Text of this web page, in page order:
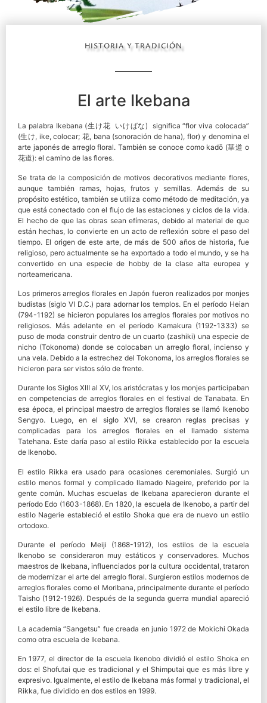
HISTORIA Y TRADICIÓN
El arte Ikebana
La palabra Ikebana (生け花 いけばな) significa “flor viva colocada”
(生け, ike, colocar; 花, bana (sonoración de hana), flor) y denomina el
arte japonés de arreglo floral. También se conoce como kadō (華道 o
花道): el camino de las flores.
Se trata de la composición de motivos decorativos mediante flores,
aunque también ramas, hojas, frutos y semillas. Además de su
propósito estético, también se utiliza como método de meditación, ya
que está conectado con el flujo de las estaciones y ciclos de la vida.
El hecho de que las obras sean efímeras, debido al material de que
están hechas, lo convierte en un acto de reflexión sobre el paso del
tiempo. El origen de este arte, de más de 500 años de historia, fue
religioso, pero actualmente se ha exportado a todo el mundo, y se ha
convertido en una especie de hobby de la clase alta europea y
norteamericana.
Los primeros arreglos florales en Japón fueron realizados por monjes
budistas (siglo VI D.C.) para adornar los templos. En el período Heian
(794-1192) se hicieron populares los arreglos florales por motivos no
religiosos. Más adelante en el período Kamakura (1192-1333) se
puso de moda construir dentro de un cuarto (zashiki) una especie de
nicho (Tokonoma) donde se colocaban un arreglo floral, incienso y
una vela. Debido a la estrechez del Tokonoma, los arreglos florales se
hicieron para ser vistos sólo de frente.
Durante los Siglos XIII al XV, los aristócratas y los monjes participaban
en competencias de arreglos florales en el festival de Tanabata. En
esa época, el principal maestro de arreglos florales se llamó Ikenobo
Sengyo. Luego, en el siglo XVI, se crearon reglas precisas y
complicadas para los arreglos florales en el llamado sistema
Tatehana. Este daría paso al estilo Rikka establecido por la escuela
de Ikenobo.
El estilo Rikka era usado para ocasiones ceremoniales. Surgió un
estilo menos formal y complicado llamado Nageire, preferido por la
gente común. Muchas escuelas de Ikebana aparecieron durante el
período Edo (1603-1868). En 1820, la escuela de Ikenobo, a partir del
estilo Nagerie estableció el estilo Shoka que era de nuevo un estilo
ortodoxo.
Durante el período Meiji (1868-1912), los estilos de la escuela
Ikenobo se consideraron muy estáticos y conservadores. Muchos
maestros de Ikebana, influenciados por la cultura occidental, trataron
de modernizar el arte del arreglo floral. Surgieron estilos modernos de
arreglos florales como el Moribana, principalmente durante el período
Taisho (1912-1926). Después de la segunda guerra mundial apareció
el estilo libre de Ikebana.
La academia “Sangetsu” fue creada en junio 1972 de Mokichi Okada
como otra escuela de Ikebana.
En 1977, el director de la escuela Ikenobo dividió el estilo Shoka en
dos: el Shofutai que es tradicional y el Shimputai que es más libre y
expresivo. Igualmente, el estilo de Ikebana más formal y tradicional, el
Rikka, fue dividido en dos estilos en 1999.